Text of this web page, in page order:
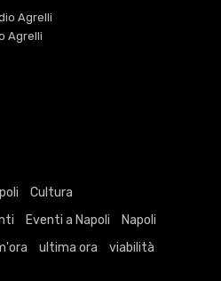
Agrelli
Agrelli
Cultura
Eventi a Napoli
Napoli
ultima ora viabilità